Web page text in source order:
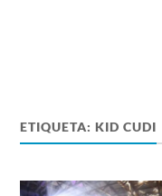
ETIQUETA:KID CUDI